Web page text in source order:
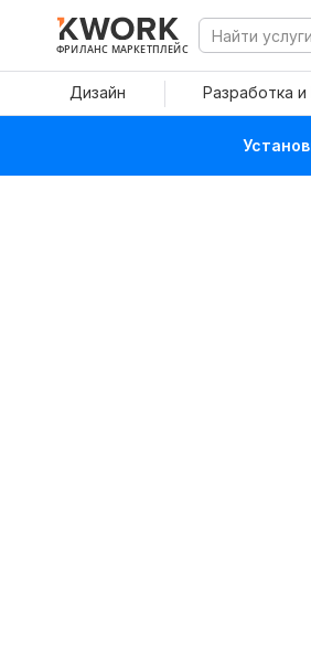
ФРИЛАНС МАРКЕТПЛЕЙС
Дизайн Разработка и